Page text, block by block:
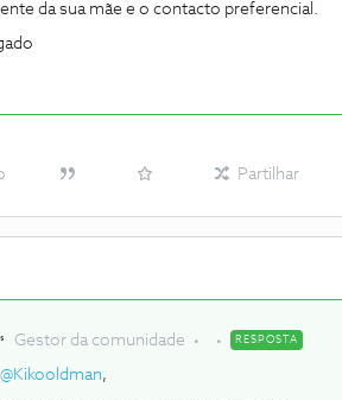
da sua mãe e o contacto preferencial.
Partilhar
Gestor da comunidade RESPOSTA
@Kikooldman,